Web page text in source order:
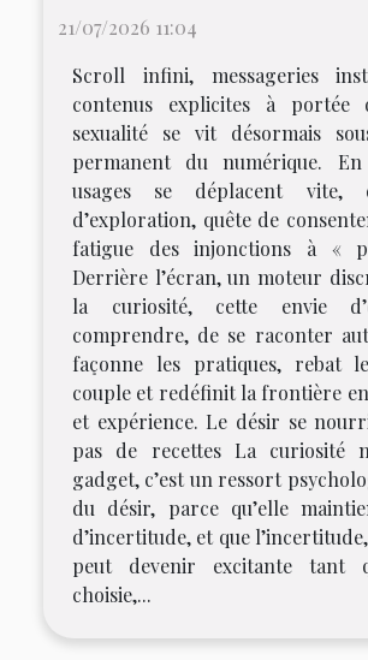
21/07/2026 11:04
Scroll infini, messageries
contenus explicites à portée
sexualité se vit désormais
permanent du numérique.
usages se déplacent vite,
d’exploration, quête de
fatigue des injonctions à «
Derrière l’écran, un moteur
la curiosité, cette envie
comprendre, de se raconter
façonne les pratiques, rebat
couple et redéfinit la frontière
et expérience. Le désir se
pas de recettes La curiosité
gadget, c’est un ressort
du désir, parce qu’elle
d’incertitude, et que
peut devenir excitante tant
choisie,...